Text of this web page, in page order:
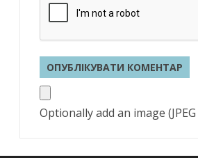
Optionally add an image